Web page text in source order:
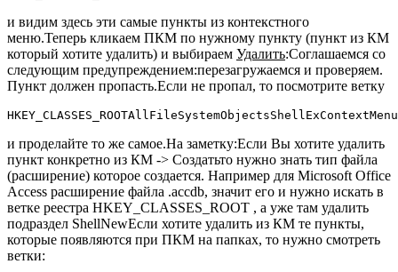
и видим здесь эти самые пункты из контекстного
меню.Теперь кликаем ПКМ по нужному пункту (пункт из КМ
который хотите удалить) и выбираем Удалить:Соглашаемся со
следующим предупреждением:перезагружаемся и проверяем.
Пункт должен пропасть.Если не пропал, то посмотрите ветку
и проделайте то же самое.На заметку:Если Вы хотите удалить
пункт конкретно из КМ -> Создатьто нужно знать тип файла
(расширение) которое создается. Например для Microsoft Office
Access расширение файла .accdb, значит его и нужно искать в
ветке реестра HKEY_CLASSES_ROOT , а уже там удалить
подраздел ShellNewЕсли хотите удалить из КМ те пункты,
которые появляются при ПКМ на папках, то нужно смотреть
ветки: